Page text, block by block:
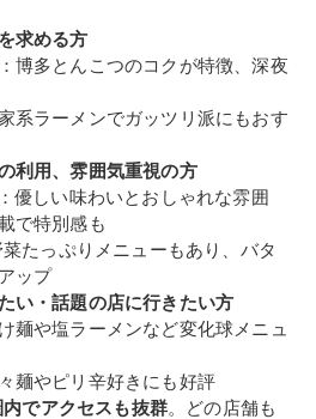
求める方
：博多とんこつのコクが特徴、深夜
系ラーメンでガッツリ派にもおす
利用、雰囲気重視の方
優しい味わいとおしゃれな雰囲
で特別感も
菜たっぷりメニューもあり、バタ
ップ
い・話題の店に行きたい方
麺や塩ラーメンなど変化球メニュ
麺やピリ辛好きにも好評
でアクセスも抜群。どの店舗も